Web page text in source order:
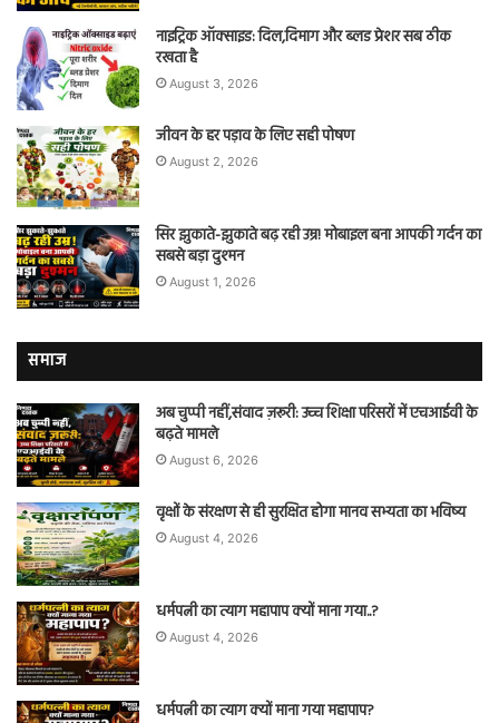
नाइट्रिक ऑक्साइड: दिल,दिमाग और ब्लड प्रेशर सब ठीक
रखता है
August 3, 2026
जीवन के हर पड़ाव के लिए सही पोषण
August 2, 2026
सिर झुकाते-झुकाते बढ़ रही उम्र! मोबाइल बना आपकी गर्दन का
सबसे बड़ा दुश्मन
August 1, 2026
समाज
अब चुप्पी नहीं,संवाद ज़रूरी: उच्च शिक्षा परिसरों में एचआईवी के
बढ़ते मामले
August 6, 2026
वृक्षों के संरक्षण से ही सुरक्षित होगा मानव सभ्यता का भविष्य
August 4, 2026
धर्मपत्नी का त्याग महापाप क्यों माना गया..?
August 4, 2026
धर्मपत्नी का त्याग क्यों माना गया महापाप?